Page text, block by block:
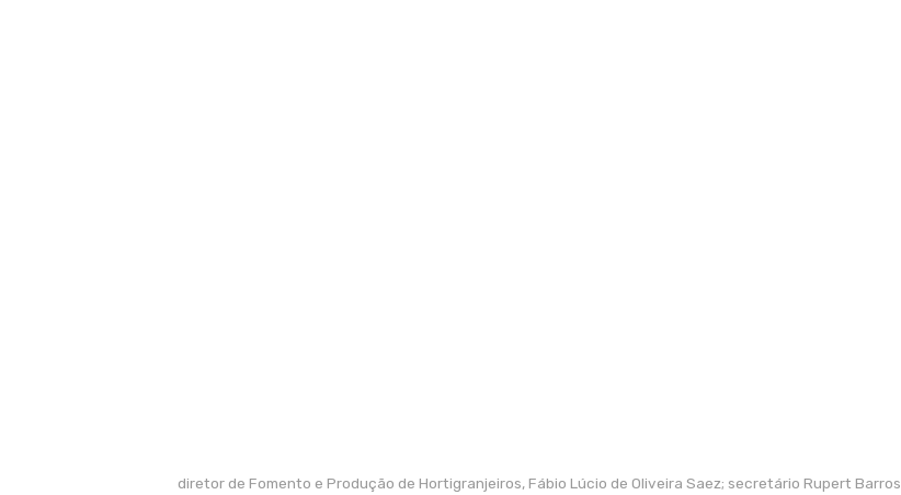
diretor de Fomento e Produção de Hortigranjeiros, Fábio Lúcio de Oliveira Saez; secretário Rupert Barros